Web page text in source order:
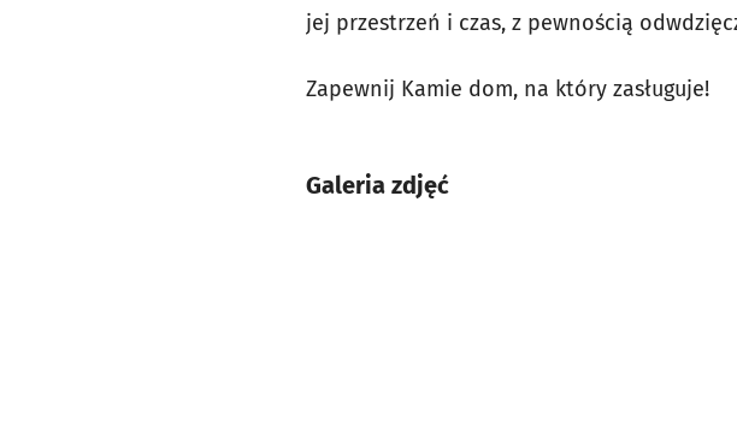
jej przestrzeń i czas, z pewnością
Zapewnij Kamie dom, na który zasługuje!
Galeria zdjęć